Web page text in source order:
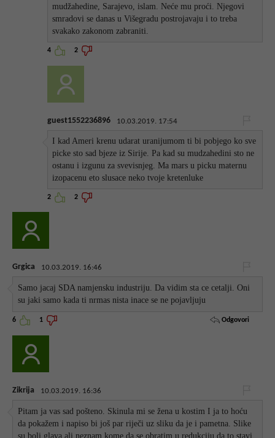
mudžahedine, Sarajevo, islam. Neće mu proći. Njegovi
smradovi se danas u Višegradu postrojavaju i to treba
svakako zakonom zabraniti.
4 2
guest1552236896 10.03.2019. 17:54
I kad Ameri krenu udarat uranijumom ti bi pobjego ko sve
picke sto sad bjeze iz Sirije. Pa kad su mudzahedini sto ne
ostanu i izgunu za svevisnjeg. Ma mars u picku maternu
izopacenu eto slusace neko tvoje kretenluke
2 2
Grgica 10.03.2019. 16:46
Samo jacaj SDA namjensku industriju. Da vidim sta ce cetalji. Oni
su jaki samo kada ti nrmas nista inace se ne pojavljuju
6 1 Odgovori
Zikrija 10.03.2019. 16:36
Pitam ja vas sad pošteno. Skinula mi se žena u kostim I ja to hoću
da pokažem i napiso bi još par riječi uz sliku da je i pametna. Slike
su boli glava ali neznam kome da se obratim u redukciju da to stavi.